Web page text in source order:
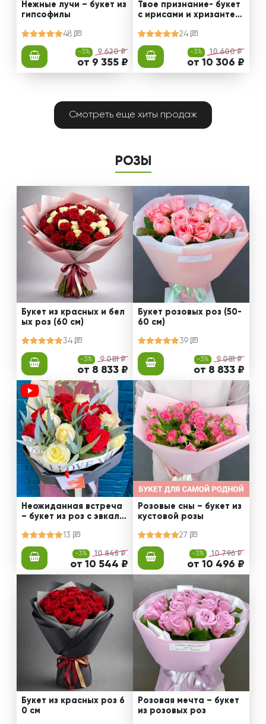
Нежные лучи – букет из
гипсофилы
48
-3% 9 620 ₽
от 9 355 ₽
Твое признание- букет
с ирисами и хризантем
24
-3% 10 600 ₽
от 10 306 ₽
Смотреть еще хиты продаж
РОЗЫ
Букет из красных и бел
ых роз (60 см)
34
-3% 9 081 ₽
от 8 833 ₽
Букет розовых роз (50-
60 см)
39
-3% 9 081 ₽
от 8 833 ₽
Неожиданная встреча
– букет из роз с эвкали
13
-3% 10 845 ₽
от 10 544 ₽
Розовые сны – букет из
кустовой розы
27
-3% 10 796 ₽
от 10 496 ₽
Букет из красных роз 6
0 см
Розовая мечта – букет
из розовых роз